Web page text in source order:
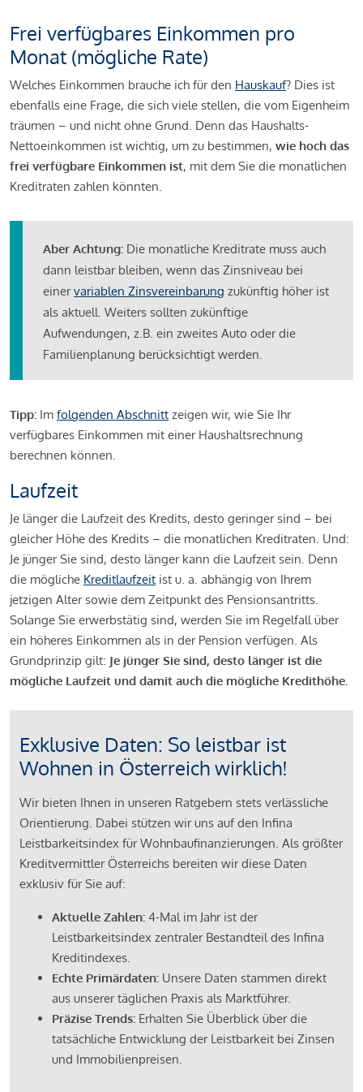
Frei verfügbares Einkommen pro
Monat (mögliche Rate)
Welches Einkommen brauche ich für den Hauskauf? Dies ist
ebenfalls eine Frage, die sich viele stellen, die vom Eigenheim
träumen – und nicht ohne Grund. Denn das Haushalts-
Nettoeinkommen ist wichtig, um zu bestimmen, wie hoch das
frei verfügbare Einkommen ist, mit dem Sie die monatlichen
Kreditraten zahlen könnten.
Aber Achtung: Die monatliche Kreditrate muss auch
dann leistbar bleiben, wenn das Zinsniveau bei
einervariablen Zinsvereinbarung zukünftig höher ist
als aktuell. Weiters sollten zukünftige
Aufwendungen, z.B. ein zweites Auto oder die
Familienplanung berücksichtigt werden.
Tipp: Im folgenden Abschnitt zeigen wir, wie Sie Ihr
verfügbares Einkommen mit einer Haushaltsrechnung
berechnen können.
Laufzeit
Je länger die Laufzeit des Kredits, desto geringer sind – bei
gleicher Höhe des Kredits – die monatlichen Kreditraten. Und:
Je jünger Sie sind, desto länger kann die Laufzeit sein. Denn
die mögliche Kreditlaufzeit ist u. a. abhängig von Ihrem
jetzigen Alter sowie dem Zeitpunkt des Pensionsantritts.
Solange Sie erwerbstätig sind, werden Sie im Regelfall über
ein höheres Einkommen als in der Pension verfügen. Als
Grundprinzip gilt: Je jünger Sie sind, desto länger ist die
mögliche Laufzeit und damit auch die mögliche Kredithöhe.
Exklusive Daten: So leistbar ist
Wohnen in Österreich wirklich!
Wir bieten Ihnen in unseren Ratgebern stets verlässliche
Orientierung. Dabei stützen wir uns auf den Infina
Leistbarkeitsindex für Wohnbaufinanzierungen. Als größter
Kreditvermittler Österreichs bereiten wir diese Daten
exklusiv für Sie auf:
Aktuelle Zahlen: 4-Mal im Jahr ist der
Leistbarkeitsindex zentraler Bestandteil des Infina
Kreditindexes.
Echte Primärdaten: Unsere Daten stammen direkt
aus unserer täglichen Praxis als Marktführer.
Präzise Trends: Erhalten Sie Überblick über die
tatsächliche Entwicklung der Leistbarkeit bei Zinsen
und Immobilienpreisen.